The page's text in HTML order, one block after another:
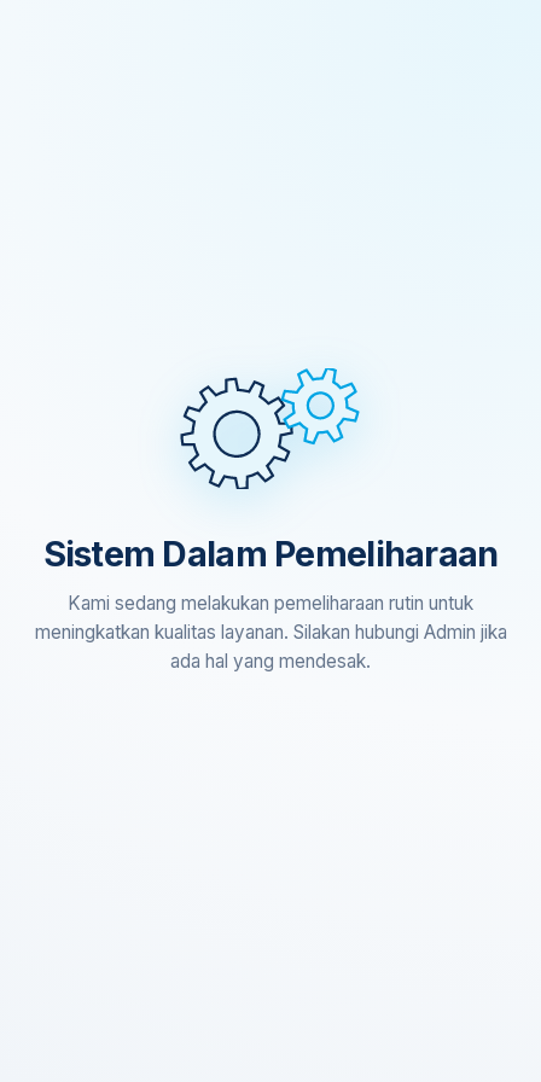
Sistem Dalam Pemeliharaan
Kami sedang melakukan pemeliharaan rutin untuk
meningkatkan kualitas layanan. Silakan hubungi Admin jika
ada hal yang mendesak.